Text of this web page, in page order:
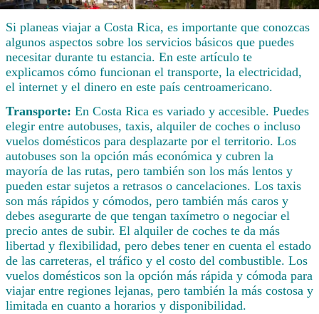
Si planeas viajar a Costa Rica, es importante que conozcas
algunos aspectos sobre los servicios básicos que puedes
necesitar durante tu estancia. En este artículo te
explicamos cómo funcionan el transporte, la electricidad,
el internet y el dinero en este país centroamericano.
Transporte: En Costa Rica es variado y accesible. Puedes
elegir entre autobuses, taxis, alquiler de coches o incluso
vuelos domésticos para desplazarte por el territorio. Los
autobuses son la opción más económica y cubren la
mayoría de las rutas, pero también son los más lentos y
pueden estar sujetos a retrasos o cancelaciones. Los taxis
son más rápidos y cómodos, pero también más caros y
debes asegurarte de que tengan taxímetro o negociar el
precio antes de subir. El alquiler de coches te da más
libertad y flexibilidad, pero debes tener en cuenta el estado
de las carreteras, el tráfico y el costo del combustible. Los
vuelos domésticos son la opción más rápida y cómoda para
viajar entre regiones lejanas, pero también la más costosa y
limitada en cuanto a horarios y disponibilidad.